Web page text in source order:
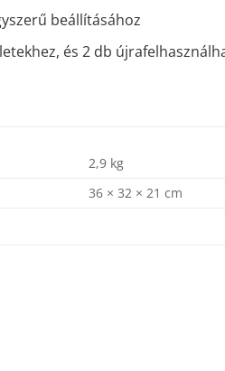
beállításához
és 2 db
2,9 kg
36 × 32 × 21 cm